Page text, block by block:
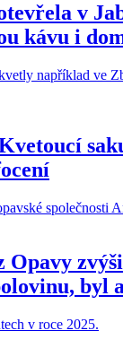
v
kávu i
Opavy
byl